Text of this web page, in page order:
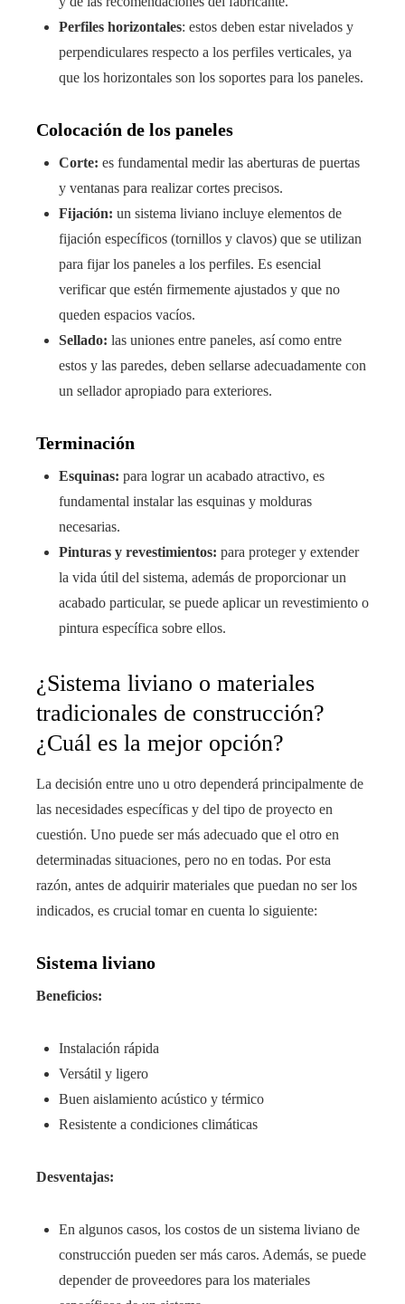
Perfiles horizontales: estos deben estar nivelados y
perpendiculares respecto a los perfiles verticales, ya
que los horizontales son los soportes para los paneles.
Colocación de los paneles
Corte: es fundamental medir las aberturas de puertas
y ventanas para realizar cortes precisos.
Fijación: un sistema liviano incluye elementos de
fijación específicos (tornillos y clavos) que se utilizan
para fijar los paneles a los perfiles. Es esencial
verificar que estén firmemente ajustados y que no
queden espacios vacíos.
Sellado: las uniones entre paneles, así como entre
estos y las paredes, deben sellarse adecuadamente con
un sellador apropiado para exteriores.
Terminación
Esquinas: para lograr un acabado atractivo, es
fundamental instalar las esquinas y molduras
necesarias.
Pinturas y revestimientos: para proteger y extender
la vida útil del sistema, además de proporcionar un
acabado particular, se puede aplicar un revestimiento o
pintura específica sobre ellos.
¿Sistema liviano o materiales
tradicionales de construcción?
¿Cuál es la mejor opción?
La decisión entre uno u otro dependerá principalmente de
las necesidades específicas y del tipo de proyecto en
cuestión. Uno puede ser más adecuado que el otro en
determinadas situaciones, pero no en todas. Por esta
razón, antes de adquirir materiales que puedan no ser los
indicados, es crucial tomar en cuenta lo siguiente:
Sistema liviano
Beneficios:
Instalación rápida
Versátil y ligero
Buen aislamiento acústico y térmico
Resistente a condiciones climáticas
Desventajas:
En algunos casos, los costos de un sistema liviano de
construcción pueden ser más caros. Además, se puede
depender de proveedores para los materiales